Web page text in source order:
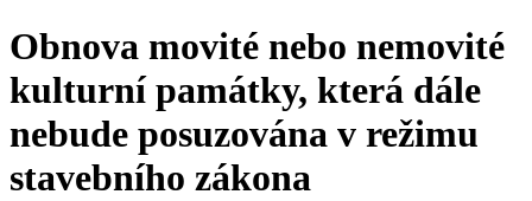
Obnova movité nebo nemovité
kulturní památky, která dále
nebude posuzována v režimu
stavebního zákona